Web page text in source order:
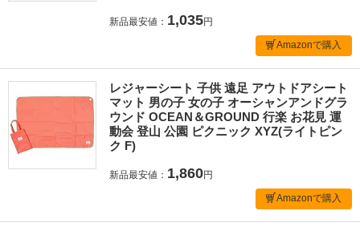
新品最安値： 1,035円
Amazonで購入
レジャーシート 子供 遠足 アウトドアシート
マット 男の子 女の子 オーシャンアンドグラ
ウンド OCEAN＆GROUND 行楽 お花見 運
動会 登山 公園 ピクニック XYZ(ライトピン
ク F)
新品最安値： 1,860円
Amazonで購入